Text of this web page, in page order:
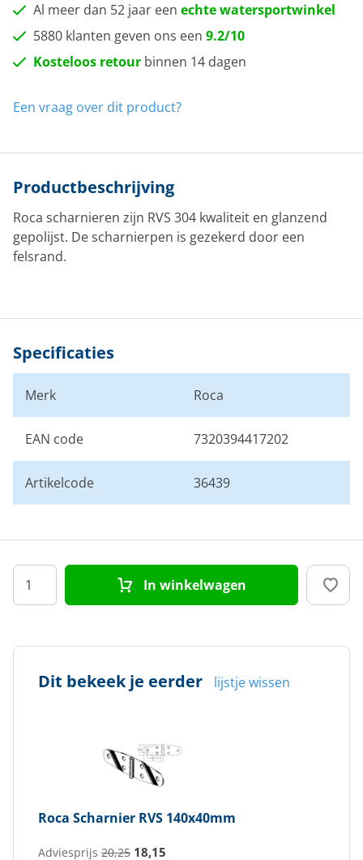
Al meer dan 52 jaar een echte watersportwinkel
5880 klanten geven ons een 9.2/10
Kosteloos retour binnen 14 dagen
Een vraag over dit product?
Productbeschrijving
Roca scharnieren zijn RVS 304 kwaliteit en glanzend
gepolijst. De scharnierpen is gezekerd door een
felsrand.
Specificaties
Merk Roca
EAN code 7320394417202
Artikelcode 36439
In winkelwagen
Dit bekeek je eerder lijstje wissen
Roca Scharnier RVS 140x40mm
Adviesprijs 20,25 18,15